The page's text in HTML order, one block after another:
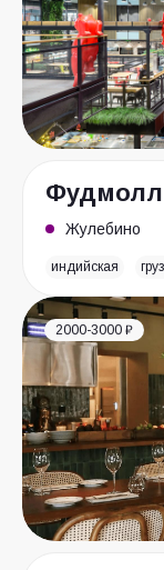
Жулебино
индийская
2000-3000 ₽